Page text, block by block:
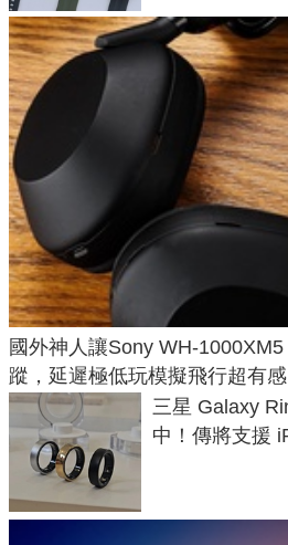
國外神人讓Sony WH-
蹤，延遲極低玩模擬飛行超有感
三星 Galaxy
中！傳將支援